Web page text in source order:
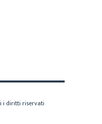
i diritti riservati